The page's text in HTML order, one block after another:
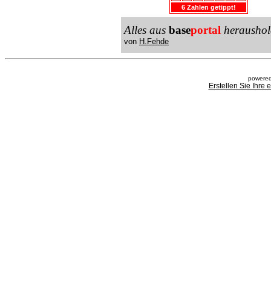
6 Zahlen getippt!
Alles aus baseportal
von H.Fehde
Erstellen Sie Ihre